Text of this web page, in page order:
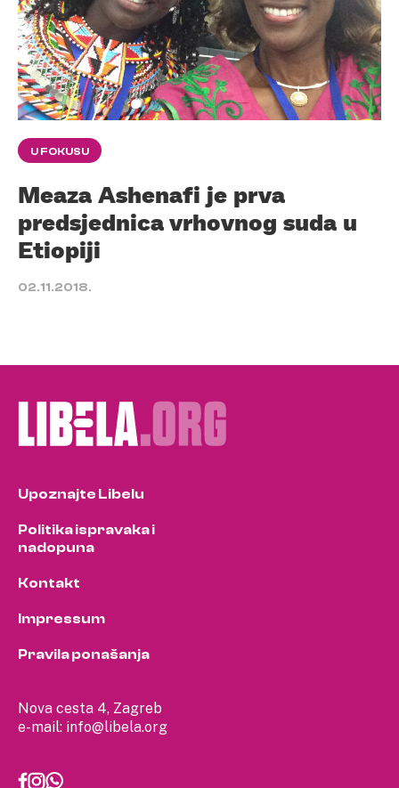
U FOKUSU
Meaza Ashenafi je prva
predsjednica vrhovnog suda u
Etiopiji
02.11.2018.
Nova cesta 4, Zagreb
e-mail: info@libela.org
Upoznajte Libelu
Politika ispravaka i
nadopuna
Kontakt
Impressum
Pravila ponašanja